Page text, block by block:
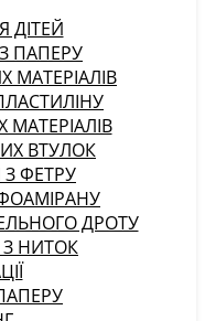
ДІТЕЙ
ПАПЕРУ
МАТЕРІАЛІВ
МАТЕРІАЛІВ
ВТУЛОК
ФЕТРУ
ДРОТУ
НИТОК